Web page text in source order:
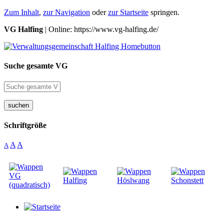
Zum Inhalt, zur Navigation oderzur Startseite springen.
VG Halfing | Online: https://www.vg-halfing.de/
Suche gesamte VG
suchen
Schriftgröße
A A A